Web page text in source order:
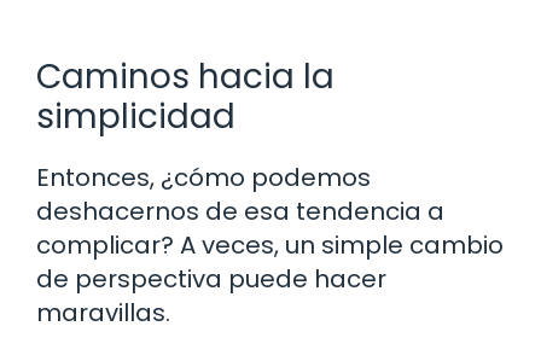
Caminos hacia la
simplicidad
Entonces, ¿cómo podemos
deshacernos de esa tendencia a
complicar? A veces, un simple cambio
de perspectiva puede hacer
maravillas.